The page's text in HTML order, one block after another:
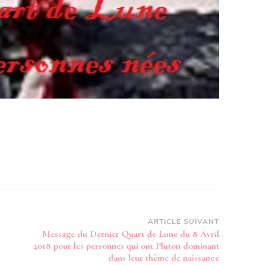
ARTICLE SUIVANT
Message du Dernier Quart de Lune du 8 Avril
2018 pour les personnes qui ont Pluton dominant
dans leur thème de naissance